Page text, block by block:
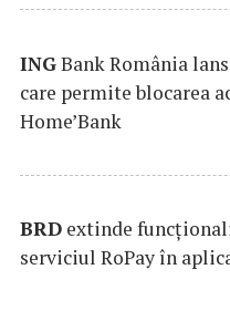
INGBank România
care permite blocarea
Home’Bank
BRD extinde
serviciul RoPay în